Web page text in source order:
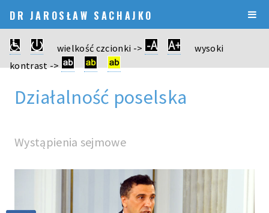
DR JAROSŁAW SACHAJKO
wielkość czcionki ->
wysoki
kontrast ->
Działalność poselska
Wystąpienia sejmowe